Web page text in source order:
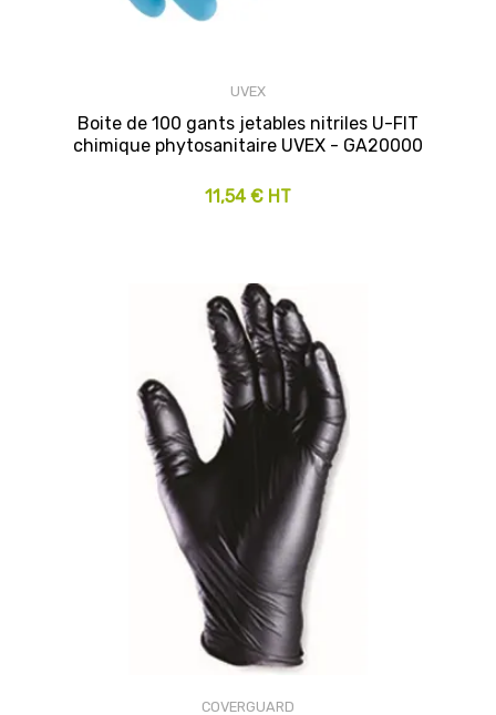
UVEX
Boite de 100 gants jetables nitriles U-FIT
chimique phytosanitaire UVEX - GA20000
11,54 € HT
COVERGUARD